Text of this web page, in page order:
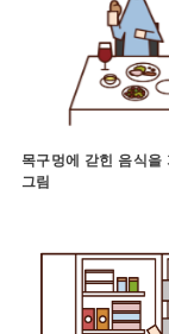
목구멍에 갇힌 음식을
그림